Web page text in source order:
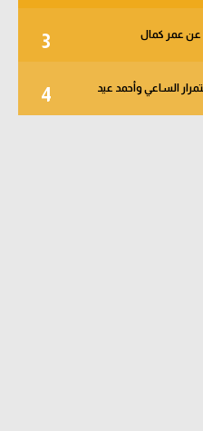
3 عن عمر كمال
4 الساعي وأحمد عيد